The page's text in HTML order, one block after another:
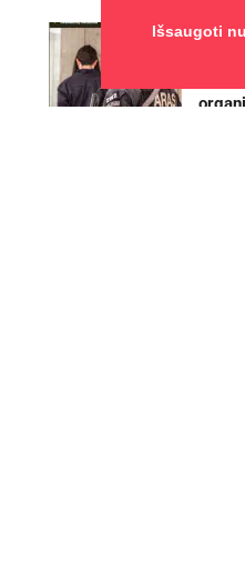
Išsaugoti